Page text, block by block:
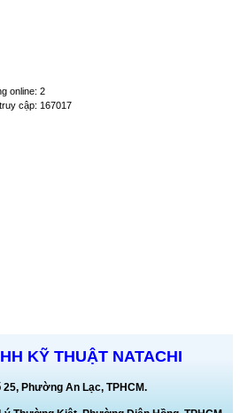
online: 2
cập: 167017
KỸ THUẬT NATACHI
Phường An Lạc, TPHCM.